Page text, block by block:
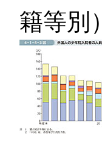
籍等別）